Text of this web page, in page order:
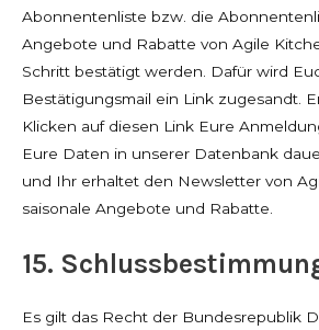
Abonnentenliste bzw. die
Angebote und Rabatte von Agile
Schritt bestätigt werden. Dafür wird
Bestätigungsmail ein Link zugesandt.
Klicken auf diesen Link Eure
Eure Daten in unserer Datenbank
und Ihr erhaltet den Newsletter von
saisonale Angebote und Rabatte.
15.
Es gilt das Recht der Bundesrepublik